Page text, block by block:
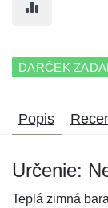
DARČEK
Popis
Určenie:
Teplá zimná